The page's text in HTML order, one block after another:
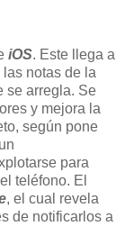
iOS. Este llega a
notas de la
se arregla. Se
y mejora la
según pone
para
teléfono. El
, el cual revela
de notificarlos a